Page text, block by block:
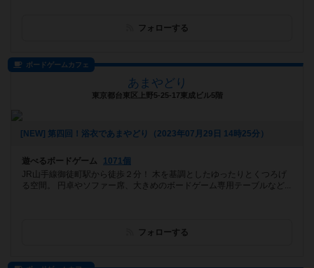
フォローする
ボードゲームカフェ
あまやどり
東京都台東区上野5-25-17東成ビル5階
[NEW] 第四回！浴衣であまやどり（2023年07月29日 14時25分）
遊べるボードゲーム
1071個
JR山手線御徒町駅から徒歩２分！ 木を基調としたゆったりとくつろげ
る空間。 円卓やソファー席、大きめのボードゲーム専用テーブルなど...
フォローする